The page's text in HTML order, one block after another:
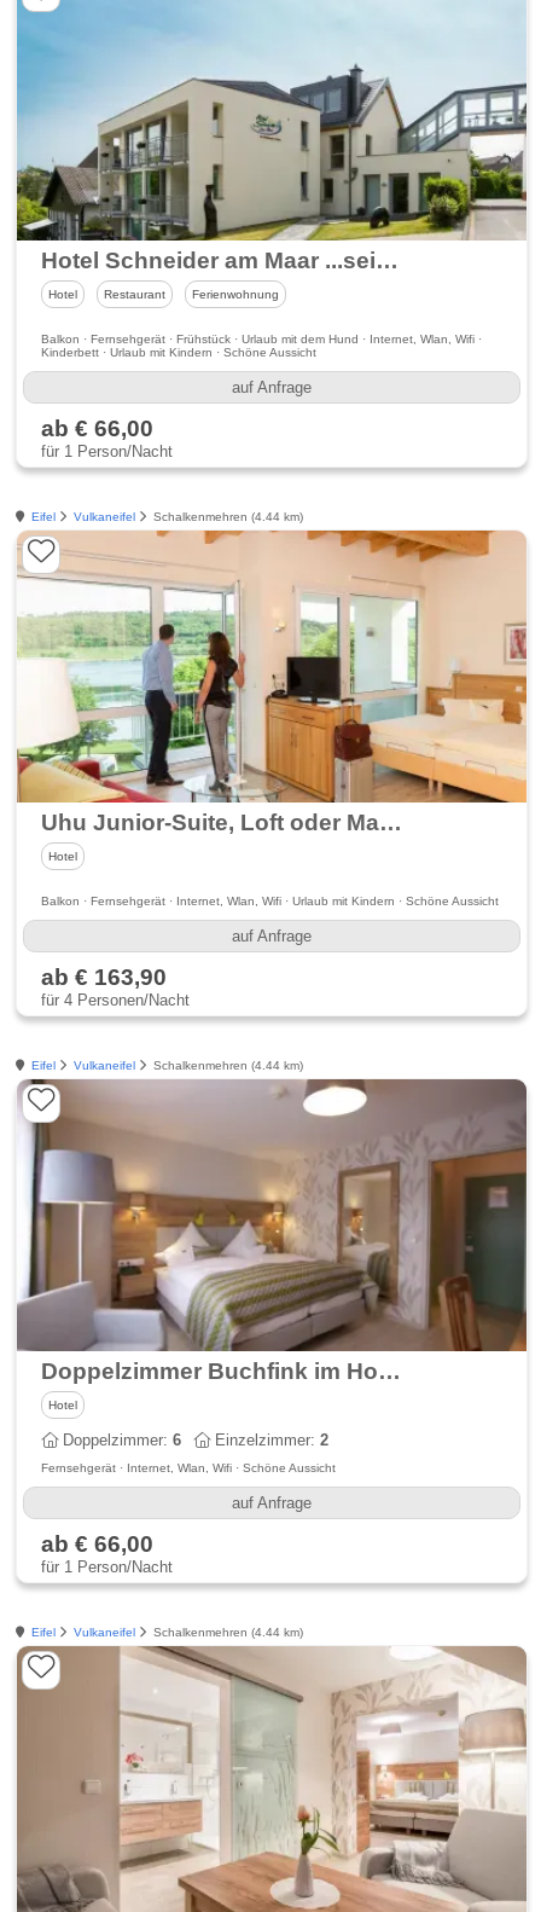
Hotel Schneider am Maar ...seit 1868
Hotel Restaurant Ferienwohnung
Balkon · Fernsehgerät · Frühstück · Urlaub mit dem Hund · Internet, Wlan, Wifi ·
Kinderbett · Urlaub mit Kindern · Schöne Aussicht
auf Anfrage
ab € 66,00
für 1 Person/Nacht
Eifel Vulkaneifel Schalkenmehren (4.44 km)
Uhu Junior-Suite, Loft oder Maisonette im Hotel Schneider
Hotel
Balkon · Fernsehgerät · Internet, Wlan, Wifi · Urlaub mit Kindern · Schöne Aussicht
auf Anfrage
ab € 163,90
für 4 Personen/Nacht
Eifel Vulkaneifel Schalkenmehren (4.44 km)
Doppelzimmer Buchfink im Hotel Schneider
Hotel
Doppelzimmer:6 Einzelzimmer:2
Fernsehgerät · Internet, Wlan, Wifi · Schöne Aussicht
auf Anfrage
ab € 66,00
für 1 Person/Nacht
Eifel Vulkaneifel Schalkenmehren (4.44 km)